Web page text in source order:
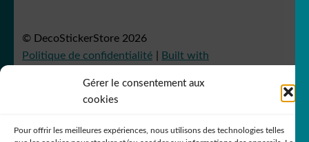
Gérer le consentement aux
cookies
Pour offrir les meilleures expériences, nous utilisons des technologies telles
© DecoStickerStore 2026
Politique de confidentialité
Built with